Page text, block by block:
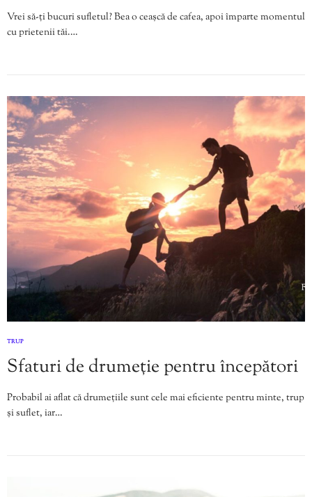
Vrei să-ți bucuri sufletul? Bea o ceașcă de cafea, apoi împarte momentul
cu prietenii tăi.…
TRUP
Sfaturi de drumeție pentru începători
Probabil ai aflat că drumețiile sunt cele mai eficiente pentru minte, trup
și suflet, iar…